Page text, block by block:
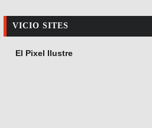
VICIO SITES
El Pixel Ilustre